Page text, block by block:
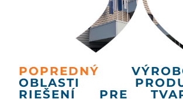
POPREDNÝ
OBLASTI
RIEŠENÍ PRE